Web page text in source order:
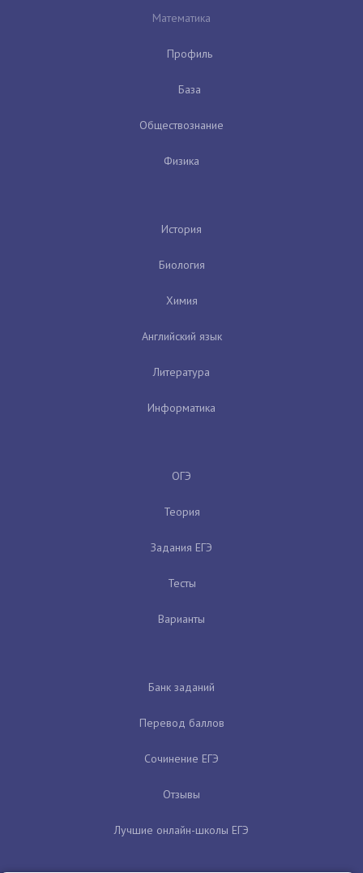
Математика
Профиль
База
Обществознание
Физика
История
Биология
Химия
Английский язык
Литература
Информатика
ОГЭ
Теория
Задания ЕГЭ
Тесты
Варианты
Банк заданий
Перевод баллов
Сочинение ЕГЭ
Отзывы
Лучшие онлайн-школы ЕГЭ